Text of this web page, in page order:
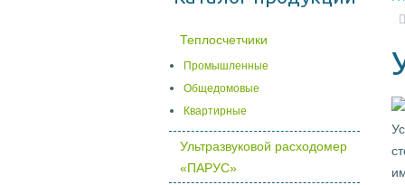
Теплосчетчики
Промышленные
Общедомовые
Квартирные
Ультразвуковой расходомер
«ПАРУС»